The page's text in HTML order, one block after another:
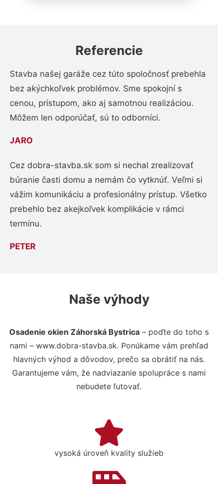
Referencie
Stavba našej garáže cez túto spoločnosť prebehla
bez akýchkoľvek problémov. Sme spokojní s
cenou, prístupom, ako aj samotnou realizáciou.
Môžem len odporúčať, sú to odborníci.
JARO
Cez dobra-stavba.sk som si nechal zrealizovať
búranie časti domu a nemám čo vytknúť. Veľmi si
vážim komunikáciu a profesionálny prístup. Všetko
prebehlo bez akejkoľvek komplikácie v rámci
termínu.
PETER
Naše výhody
Osadenie okien Záhorská Bystrica – poďte do toho s
nami – www.dobra-stavba.sk. Ponúkame vám prehľad
hlavných výhod a dôvodov, prečo sa obrátiť na nás.
Garantujeme vám, že nadviazanie spolupráce s nami
nebudete ľutovať.
vysoká úroveň kvality služieb